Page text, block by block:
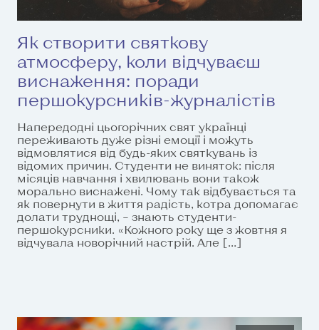
Як створити святкову
атмосферу, коли відчуваєш
виснаження: поради
першокурсників-журналістів
Напередодні цьогорічних свят українці
переживають дуже різні емоції і можуть
відмовлятися від будь-яких святкувань із
відомих причин. Студенти не виняток: після
місяців навчання і хвилювань вони також
морально виснажені. Чому так відбувається та
як повернути в життя радість, котра допомагає
долати труднощі, – знають студенти-
першокурсники. «Кожного року ще з жовтня я
відчувала новорічний настрій. Але […]